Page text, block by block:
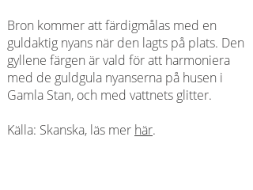
Bron kommer att färdigmålas med en
guldaktig nyans när den lagts på plats. Den
gyllene färgen är vald för att harmoniera
med de guldgula nyanserna på husen i
Gamla Stan, och med vattnets glitter.
Källa: Skanska, läs mer här.